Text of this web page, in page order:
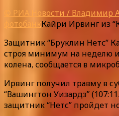
© РИА Новости / Владимир
фотобанкКайри Ирвинг из
Защитник “Бруклин Нетс”
строя минимум на неделю
колена, сообщается в
Ирвинг получил травму в
“Вашингтон Уизардз”
защитник “Нетс” пройдет